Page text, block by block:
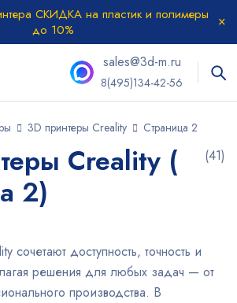
СКИДКА на пластик и полимеры
до 10%
sales@3d-m.ru
8(495)134-42-56
3D принтеры Creality Страница 2
Creality (
2)
(41)
сочетают доступность, точность и
решения для любых задач — от
производства. В